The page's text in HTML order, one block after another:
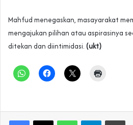
Mahfud menegaskan, masayarakat
mengajukan pilihan atau aspirasinya
ditekan dan diintimidasi. (ukt)
WhatsAppTelegramPrint